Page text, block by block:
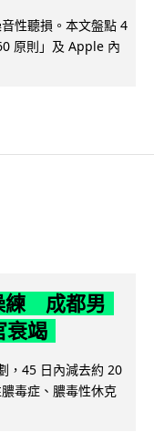
性聽損。本文盤點 4
原則」及 Apple 內
練 成都男
衰竭
，45 日內減去約 20
毒症、膿毒性休克